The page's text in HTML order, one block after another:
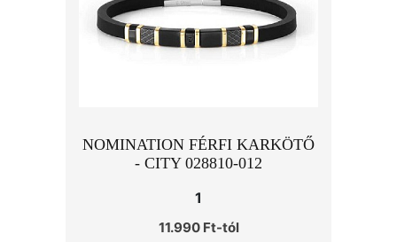
NOMINATION FÉRFI KARKÖTŐ
- CITY 028810-012
1
11.990 Ft-tól